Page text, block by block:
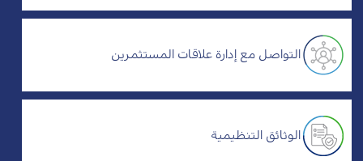
التواصل مع إدارة علاقات المستثمرين
الوثائق التنظيمية